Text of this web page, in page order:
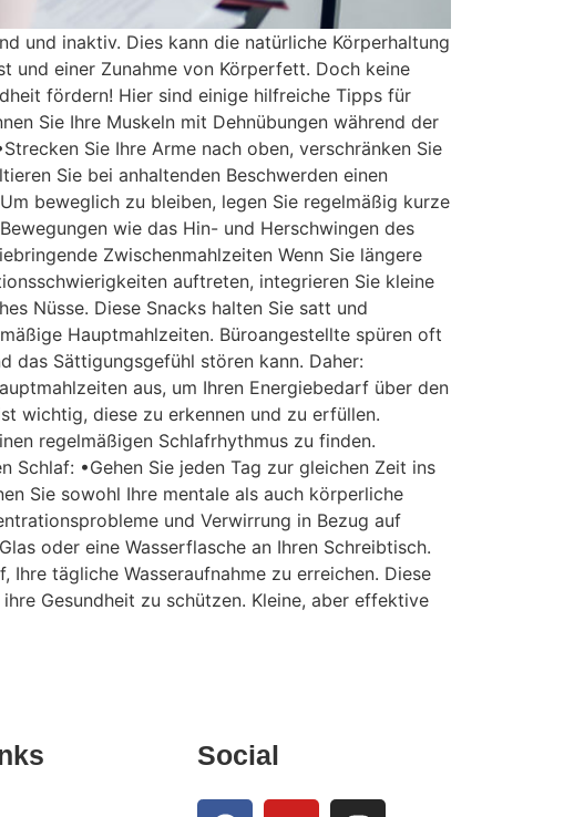
und inaktiv. Dies kann die natürliche Körperhaltung
und einer Zunahme von Körperfett. Doch keine
fördern! Hier sind einige hilfreiche Tipps für
Sie Ihre Muskeln mit Dehnübungen während der
Sie Ihre Arme nach oben, verschränken Sie
Sie bei anhaltenden Beschwerden einen
beweglich zu bleiben, legen Sie regelmäßig kurze
wie das Hin- und Herschwingen des
Zwischenmahlzeiten Wenn Sie längere
auftreten, integrieren Sie kleine
Nüsse. Diese Snacks halten Sie satt und
Hauptmahlzeiten. Büroangestellte spüren oft
das Sättigungsgefühl stören kann. Daher:
aus, um Ihren Energiebedarf über den
wichtig, diese zu erkennen und zu erfüllen.
regelmäßigen Schlafrhythmus zu finden.
Schlaf: •Gehen Sie jeden Tag zur gleichen Zeit ins
Sie sowohl Ihre mentale als auch körperliche
und Verwirrung in Bezug auf
oder eine Wasserflasche an Ihren Schreibtisch.
Ihre tägliche Wasseraufnahme zu erreichen. Diese
Gesundheit zu schützen. Kleine, aber effektive
Social